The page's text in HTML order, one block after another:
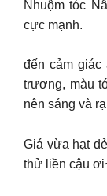
Nhuộm tóc
cực mạnh.
đến cảm giác
trương, màu
nên sáng và
Giá vừa hạt
thử liền cậu